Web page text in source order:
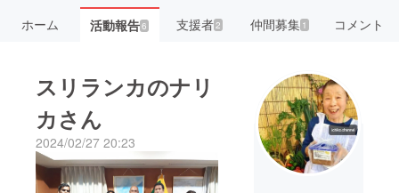
ホーム 活動報告6 支援者 2 仲間募集 1 コメント
スリランカのナリ
カさん
2024/02/27 20:23